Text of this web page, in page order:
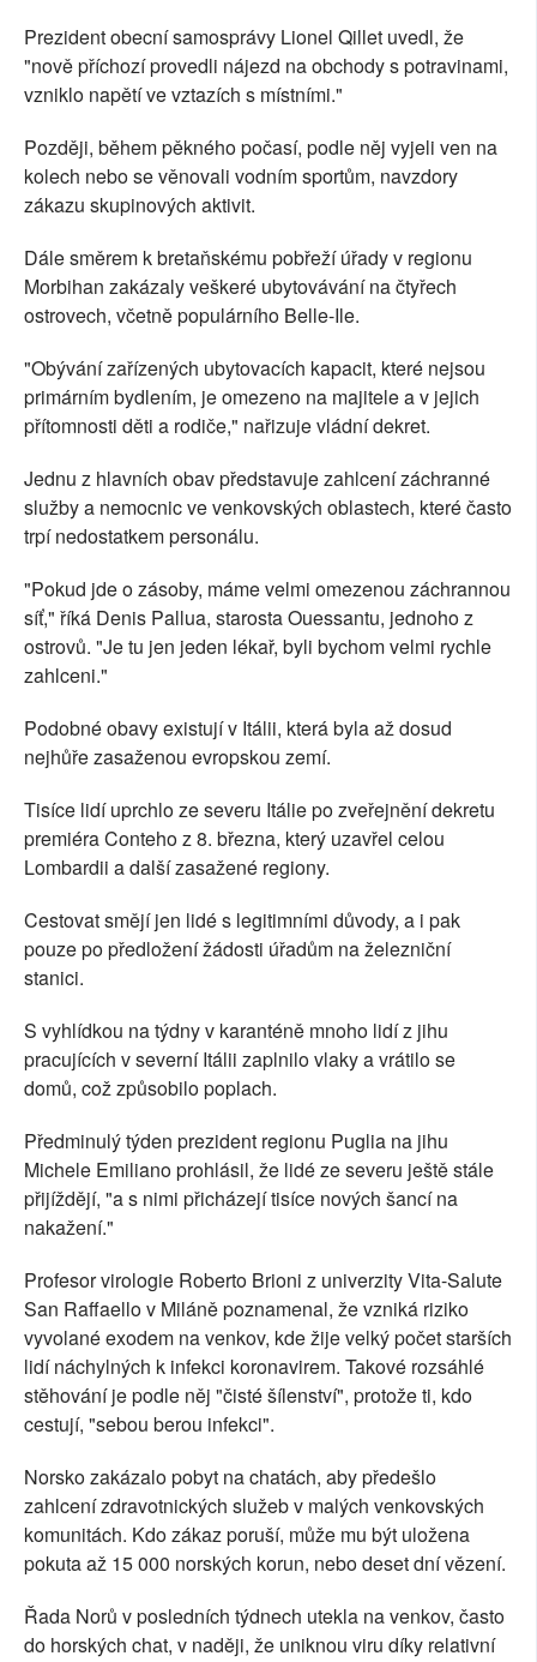
Prezident obecní samosprávy Lionel Qillet uvedl, že
"nově příchozí provedli nájezd na obchody s potravinami,
vzniklo napětí ve vztazích s místními."
Později, během pěkného počasí, podle něj vyjeli ven na
kolech nebo se věnovali vodním sportům, navzdory
zákazu skupinových aktivit.
Dále směrem k bretaňskému pobřeží úřady v regionu
Morbihan zakázaly veškeré ubytovávání na čtyřech
ostrovech, včetně populárního Belle-Ile.
"Obývání zařízených ubytovacích kapacit, které nejsou
primárním bydlením, je omezeno na majitele a v jejich
přítomnosti děti a rodiče," nařizuje vládní dekret.
Jednu z hlavních obav představuje zahlcení záchranné
služby a nemocnic ve venkovských oblastech, které často
trpí nedostatkem personálu.
"Pokud jde o zásoby, máme velmi omezenou záchrannou
síť," říká Denis Pallua, starosta Ouessantu, jednoho z
ostrovů. "Je tu jen jeden lékař, byli bychom velmi rychle
zahlceni."
Podobné obavy existují v Itálii, která byla až dosud
nejhůře zasaženou evropskou zemí.
Tisíce lidí uprchlo ze severu Itálie po zveřejnění dekretu
premiéra Conteho z 8. března, který uzavřel celou
Lombardii a další zasažené regiony.
Cestovat smějí jen lidé s legitimními důvody, a i pak
pouze po předložení žádosti úřadům na železniční
stanici.
S vyhlídkou na týdny v karanténě mnoho lidí z jihu
pracujících v severní Itálii zaplnilo vlaky a vrátilo se
domů, což způsobilo poplach.
Předminulý týden prezident regionu Puglia na jihu
Michele Emiliano prohlásil, že lidé ze severu ještě stále
přijíždějí, "a s nimi přicházejí tisíce nových šancí na
nakažení."
Profesor virologie Roberto Brioni z univerzity Vita-Salute
San Raffaello v Miláně poznamenal, že vzniká riziko
vyvolané exodem na venkov, kde žije velký počet starších
lidí náchylných k infekci koronavirem. Takové rozsáhlé
stěhování je podle něj "čisté šílenství", protože ti, kdo
cestují, "sebou berou infekci".
Norsko zakázalo pobyt na chatách, aby předešlo
zahlcení zdravotnických služeb v malých venkovských
komunitách. Kdo zákaz poruší, může mu být uložena
pokuta až 15 000 norských korun, nebo deset dní vězení.
Řada Norů v posledních týdnech utekla na venkov, často
do horských chat, v naději, že uniknou viru díky relativní